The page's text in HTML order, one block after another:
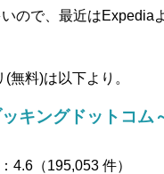
ので、最近はExpedia
無料)は以下より。
キングドットコム
（195,053 件）